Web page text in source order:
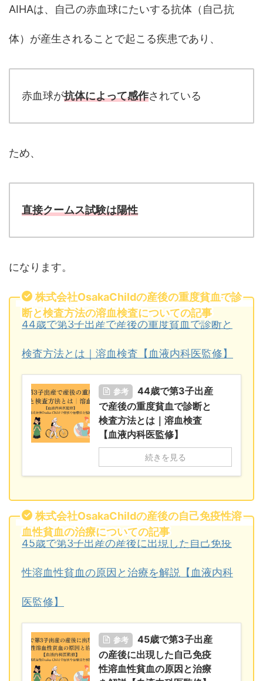
AIHAは、自己の赤血球にたいする抗体（自己抗
体）が産生されることで起こる疾患であり、
赤血球が抗体によって感作されている
ため、
直接クームス試験は陽性
になります。
株式会社OsakaChildの産後の重度貧血で診
断と検査方法の溶血検査についての記事
44歳で第3子出産で産後の重度貧血で診断と
検査方法とは｜溶血検査【血液内科医監修】
参考
44歳で第3子出産
で産後の重度貧血で診断と
検査方法とは｜溶血検査
【血液内科医監修】
続きを見る
株式会社OsakaChildの産後の自己免疫性溶
血性貧血の治療についての記事
45歳で第3子出産の産後に出現した自己免疫
性溶血性貧血の原因と治療を解説【血液内科
医監修】
参考
45歳で第3子出産
の産後に出現した自己免疫
性溶血性貧血の原因と治療